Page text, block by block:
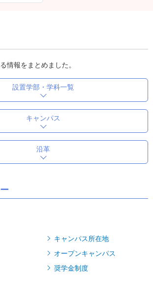
情報をまとめました。
設置学部・学科一覧
キャンパス
沿革
キャンパス所在地
オープンキャンパス
奨学金制度